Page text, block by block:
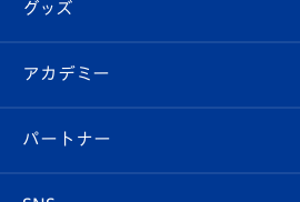
チケット
イベント
メディア
スタッフプロフィール
マスコット紹介
Revive Team
ヴィヴィくんの長崎おもてなしガイド
フォトギャラリー
スタジアムグルメ
V-LOVERS（ファンクラブ）
プレイヤーズスイート
グッズ
オンラインショップ
店舗情報
アカデミー
育成からのお知らせ
パートナー